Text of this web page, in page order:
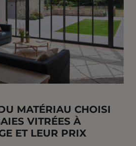
MATÉRIAU CHOISI
VITRÉES À
ET LEUR PRIX